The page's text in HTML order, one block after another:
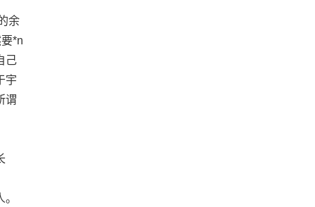
余
*n
己
宇
谓